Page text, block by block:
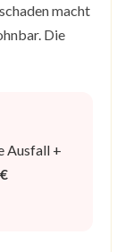
macht
Die
Ausfall +